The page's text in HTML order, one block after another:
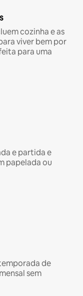
cozinha e as
viver bem por
para uma
e partida e
papelada ou
de
sem